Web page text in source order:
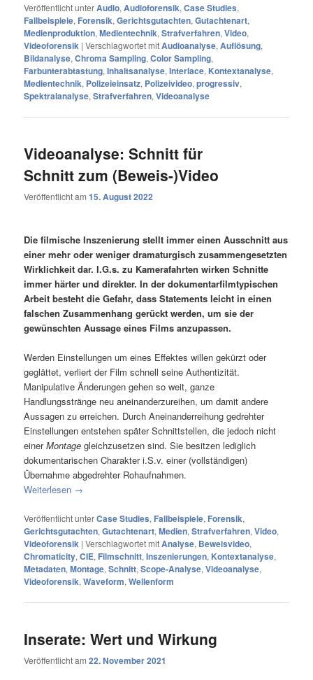
Veröffentlicht unterAudio,Audioforensik,Case Studies,
Fallbeispiele, Forensik,Gerichtsgutachten,Gutachtenart,
Medienproduktion,Medientechnik,Strafverfahren,Video,
Videoforensik |Verschlagwortet mitAudioanalyse,Auflösung,
Bildanalyse,Chroma Sampling,Color Sampling,
Farbunterabtastung,Inhaltsanalyse,Interlace, Kontextanalyse,
Medientechnik, Polizeieinsatz, Polizeivideo,progressiv,
Spektralanalyse,Strafverfahren,Videoanalyse
Videoanalyse: Schnitt für
Schnitt zum (Beweis-)Video
Veröffentlicht am15. August 2022
Die filmische Inszenierung stellt immer einen Ausschnitt aus
einer mehr oder weniger dramaturgisch zusammengesetzten
Wirklichkeit dar. I.G.s. zu Kamerafahrten wirken Schnitte
immer härter und direkter. In der dokumentarfilmtypischen
Arbeit besteht die Gefahr, dass Statements leicht in einen
falschen Zusammenhang gerückt werden, um sie der
gewünschten Aussage eines Films anzupassen.
Werden Einstellungen um eines Effektes willen gekürzt oder
geglättet, verliert der Film schnell seine Authentizität.
Manipulative Änderungen gehen so weit, ganze
Handlungsstränge neu aneinanderzureihen, um damit andere
Aussagen zu erreichen. Durch Aneinanderreihung gedrehter
Einstellungen entstehen später Schnittstellen, die jedoch nicht
einerMontage gleichzusetzen sind. Sie besitzen lediglich
dokumentarischen Charakter i.S.v. einer (vollständigen)
Übernahme abgedrehter Rohaufnahmen.
Weiterlesen →
Veröffentlicht unterCase Studies, Fallbeispiele, Forensik,
Gerichtsgutachten,Gutachtenart,Medien,Strafverfahren,Video,
Videoforensik |Verschlagwortet mitAnalyse, Beweisvideo,
Chromaticity,CIE, Filmschnitt,Inszenierungen, Kontextanalyse,
Metadaten,Montage,Schnitt,Scope-Analyse,Videoanalyse,
Videoforensik,Waveform,Wellenform
Inserate: Wert und Wirkung
Veröffentlicht am22. November 2021